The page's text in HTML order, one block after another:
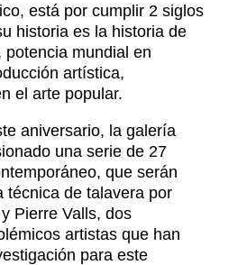
está por cumplir 2 siglos
historia es la historia de
potencia mundial en
artística,
el arte popular.
aniversario, la galería
una serie de 27
que serán
técnica de talavera por
Pierre Valls, dos
artistas que han
para este